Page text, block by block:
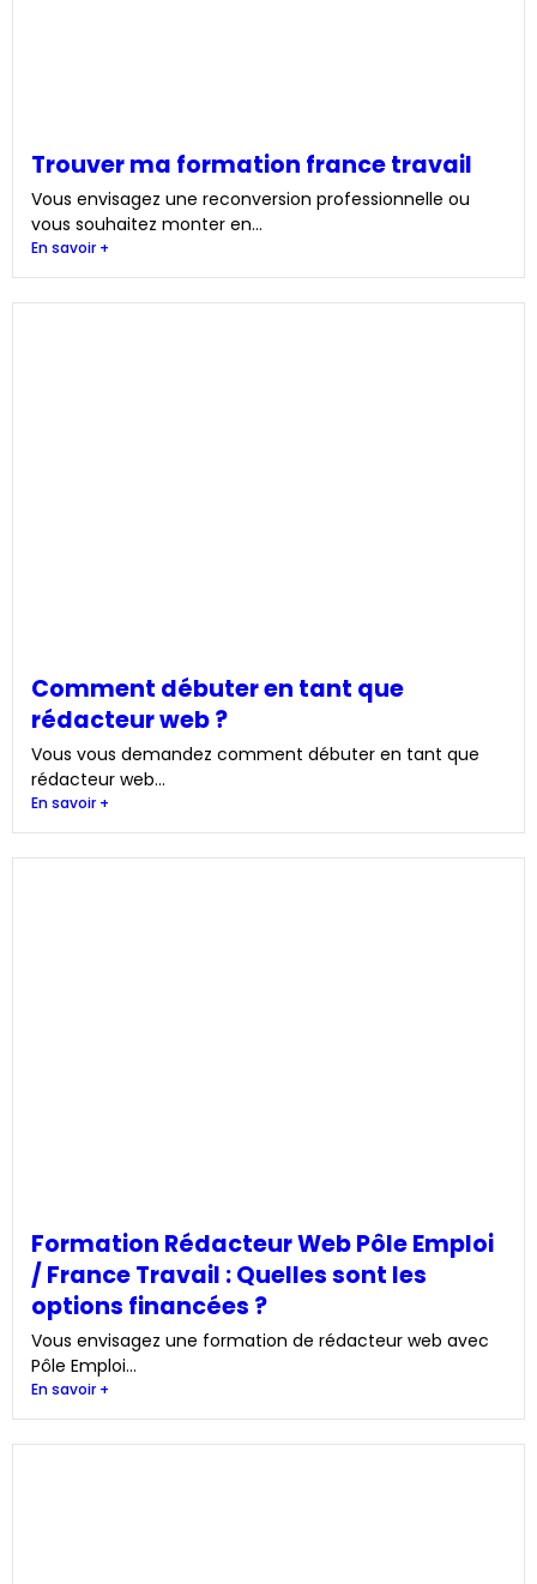
Trouver ma formation france travail
Vous envisagez une reconversion professionnelle ou
vous souhaitez monter en...
En savoir +
Comment débuter en tant que
rédacteur web ?
Vous vous demandez comment débuter en tant que
rédacteur web...
En savoir +
Formation Rédacteur Web Pôle Emploi
/ France Travail : Quelles sont les
options financées ?
Vous envisagez une formation de rédacteur web avec
Pôle Emploi...
En savoir +